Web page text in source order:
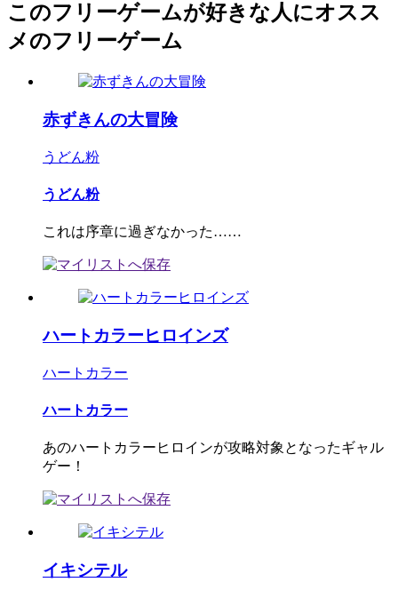
このフリーゲームが好きな人にオスス
メのフリーゲーム
赤ずきんの大冒険
うどん粉
うどん粉
これは序章に過ぎなかった……
ハートカラーヒロインズ
ハートカラー
ハートカラー
あのハートカラーヒロインが攻略対象となったギャル
ゲー！
イキシテル